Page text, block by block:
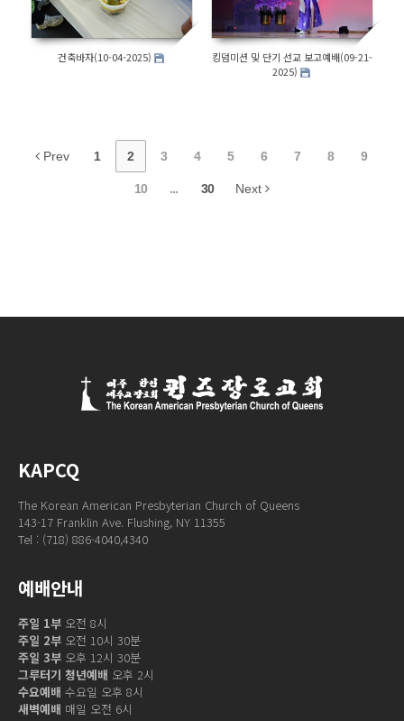
건축바자(10-04-2025)
킹덤미션 및 단기 선교 보고예배(09-21-
2025)
Prev 1 2 3 4 5 6 7 8 9
10 ... 30 Next
KAPCQ
The Korean American Presbyterian Church of Queens
143-17 Franklin Ave. Flushing, NY 11355
Tel : (718) 886-4040,4340
예배안내
주일 1부 오전 8시
주일 2부 오전 10시 30분
주일 3부 오후 12시 30분
그루터기 청년예배 오후 2시
수요예배 수요일 오후 8시
새벽예배 매일 오전 6시